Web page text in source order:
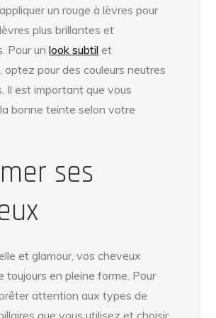
un rouge à lèvres pour
plus brillantes et
Pour unlook subtil et
optez pour des couleurs neutres
Il est important que vous
bonne teinte selon votre
ses
et glamour, vos cheveux
toujours en pleine forme. Pour
attention aux types de
que vous utilisez et choisir